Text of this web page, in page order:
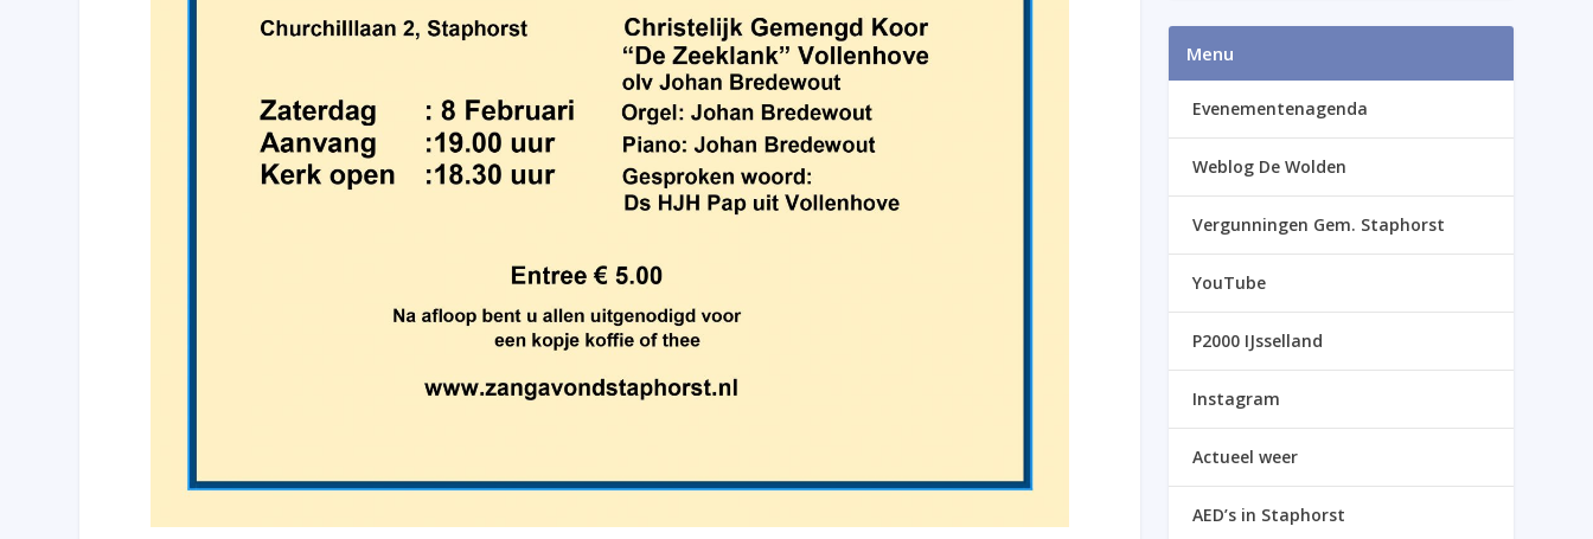
Menu
Evenementenagenda
Weblog De Wolden
Vergunningen Gem. Staphorst
YouTube
P2000 IJsselland
Instagram
Actueel weer
AED’s in Staphorst